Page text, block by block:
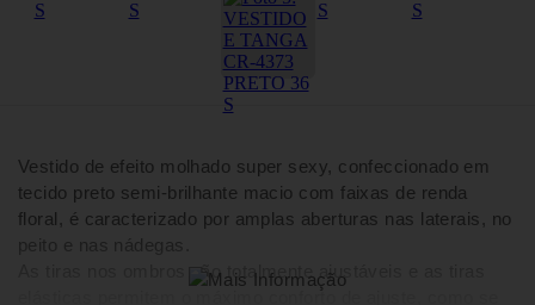
Vestido de efeito molhado super sexy, confeccionado em
tecido preto semi-brilhante macio com faixas de renda
floral, é caracterizado por amplas aberturas nas laterais, no
peito e nas nádegas.
As tiras nos ombros são totalmente ajustáveis e as tiras
elásticas permitem o máximo conforto de ajuste, como se